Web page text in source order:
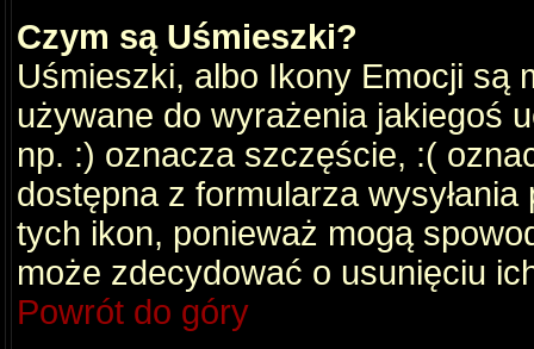
Czym są Uśmieszki?
Uśmieszki, albo Ikony Emocji są
używane do wyrażenia jakiegoś
np. :) oznacza szczęście, :(
dostępna z formularza
tych ikon, ponieważ mogą
może zdecydować o usunięciu
Powrót do góry